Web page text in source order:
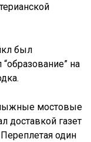
был
на
мостовые
доставкой газет
один